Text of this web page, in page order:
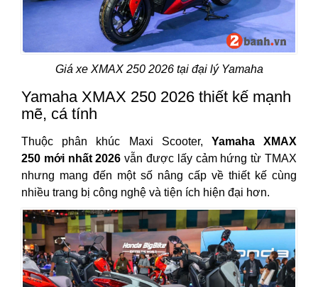
Giá xe XMAX 250 2026 tại đại lý Yamaha
Yamaha XMAX 250 2026 thiết kế mạnh
mẽ, cá tính
Thuộc phân khúc Maxi Scooter, Yamaha XMAX
250 mới nhất 2026 vẫn được lấy cảm hứng từ TMAX
nhưng mang đến một số nâng cấp về thiết kế cùng
nhiều trang bị công nghệ và tiện ích hiện đại hơn.